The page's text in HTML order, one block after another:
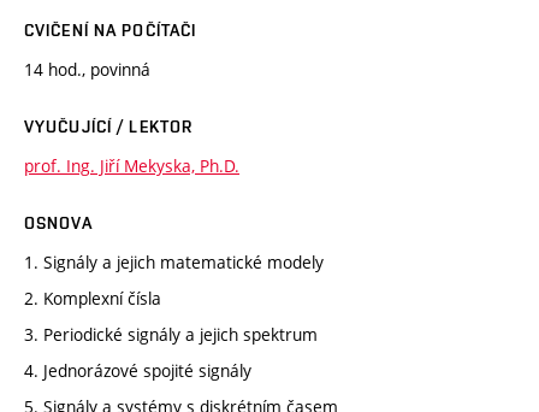
CVIČENÍ NA POČÍTAČI
14 hod., povinná
VYUČUJÍCÍ / LEKTOR
prof. Ing. Jiří Mekyska, Ph.D.
OSNOVA
1. Signály a jejich matematické modely
2. Komplexní čísla
3. Periodické signály a jejich spektrum
4. Jednorázové spojité signály
5. Signály a systémy s diskrétním časem